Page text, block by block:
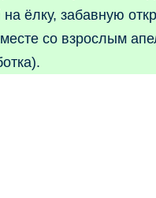
ёлку, забавную
со взрослым